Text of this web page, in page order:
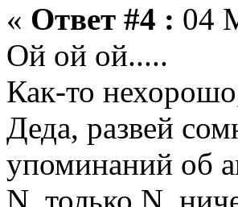
« Ответ #4 : 04
Ой ой ой.....
Как-то
Деда, развей
упоминаний об
N, только N,